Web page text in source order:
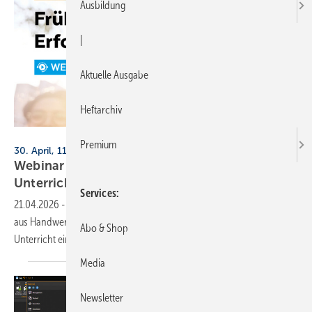
30. April, 11 Uhr, online
Webinar für Lehr­kräf­te zur CAD-In­te­gra­ti­on im
Un­ter­richt
21.04.2026 -
aus Handwerk und Gestaltung, wie CAD-Software effektiv im
Unterricht eingesetzt werden
Ausbildung
Aktuelle Ausgabe
Heftarchiv
Premium
Services
Abo & Shop
Media
Newsletter